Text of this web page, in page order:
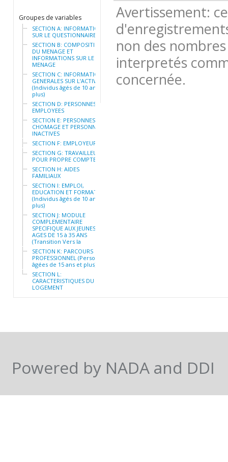
Groupes de variables
SECTION A: INFORMATION
SUR LE QUESTIONNAIRE
SECTION B: COMPOSITION
DU MENAGE ET
INFORMATIONS SUR LE
MENAGE
SECTION C: INFORMATIONS
GENERALES SUR L’ACTIVITE
(Individus âgés de 10 ans et
plus)
SECTION D: PERSONNES
EMPLOYEES
SECTION E: PERSONNES AU
CHOMAGE ET PERSONNES
INACTIVES
SECTION F: EMPLOYEURS
SECTION G: TRAVAILLEURS
POUR PROPRE COMPTE
SECTION H: AIDES
FAMILIAUX
SECTION I: EMPLOI,
EDUCATION ET FORMATION
(Individus âgés de 10 ans et
plus)
SECTION J: MODULE
COMPLEMENTAIRE
SPECIFIQUE AUX JEUNES
AGES DE 15 à 35 ANS
(Transition Vers la
SECTION K: PARCOURS
PROFESSIONNEL (Personnes
âgées de 15 ans et plus)
SECTION L:
CARACTERISTIQUES DU
LOGEMENT
Avertissement:
non des
interpretés
concernée.
Powered by NADA and DDI